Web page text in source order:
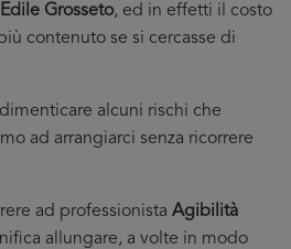
Grosseto, ed in effetti il costo
contenuto se si cercasse di
alcuni rischi che
ad arrangiarci senza ricorrere
ad professionista Agibilità
allungare, a volte in modo